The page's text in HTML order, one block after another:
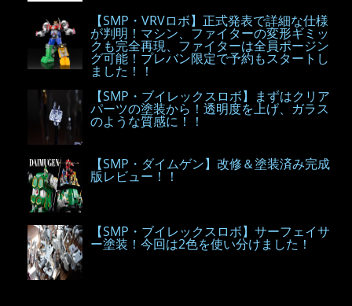
【SMP・VRVロボ】正式発表で詳細な仕様
が判明！マシン、ファイターの変形ギミッ
クも完全再現、ファイターは全員ポージン
グ可能！プレバン限定で予約もスタートし
ました！！
【SMP・ブイレックスロボ】まずはクリア
パーツの塗装から！透明度を上げ、ガラス
のような質感に！！
【SMP・ダイムゲン】改修＆塗装済み完成
版レビュー！！
【SMP・ブイレックスロボ】サーフェイサ
ー塗装！今回は2色を使い分けました！